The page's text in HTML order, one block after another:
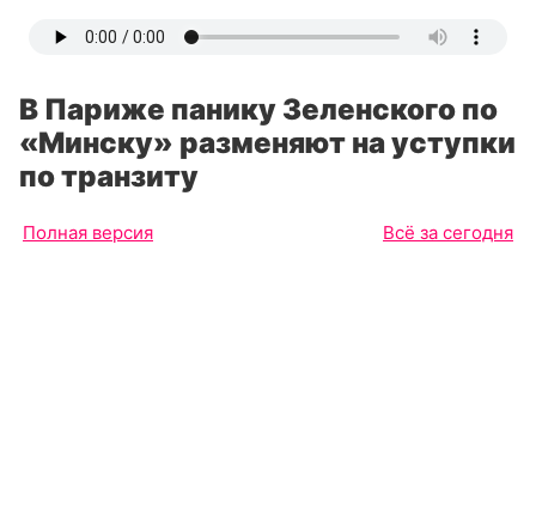
В Париже панику Зеленского по
«Минску» разменяют на уступки
по транзиту
Полная версия Всё за сегодня